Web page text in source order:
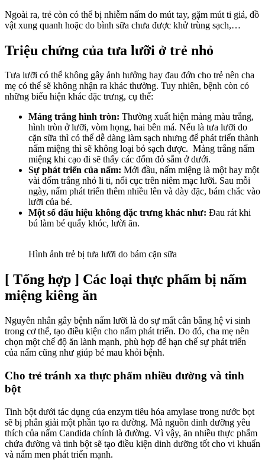
Ngoài ra, trẻ còn có thể bị nhiễm nấm do mút tay, gặm mút ti giả, đồ
vật xung quanh hoặc do bình sữa chưa được khử trùng sạch,…
Triệu chứng của tưa lưỡi ở trẻ nhỏ
Tưa lưỡi có thể không gây ảnh hưởng hay đau đớn cho trẻ nên cha
mẹ có thể sẽ không nhận ra khác thường. Tuy nhiên, bệnh còn có
những biểu hiện khác đặc trưng, cụ thể:
Mảng trắng hình tròn: Thường xuất hiện mảng màu trắng,
hình tròn ở lưỡi, vòm họng, hai bên má. Nếu là tưa lưỡi do
cặn sữa thì có thể dễ dàng làm sạch nhưng để phát triển thành
nấm miệng thì sẽ không loại bỏ sạch được. Mảng trắng nấm
miệng khi cạo đi sẽ thấy các đốm đỏ sẫm ở dưới.
Sự phát triển của nấm: Mới đầu, nấm miệng là một hay một
vài đốm trắng nhỏ li ti, nổi cục trên niêm mạc lưỡi. Sau mỗi
ngày, nấm phát triển thêm nhiều lên và dày đặc, bám chắc vào
lưỡi của bé.
Một số dấu hiệu không đặc trưng khác như: Đau rát khi
bú làm bé quấy khóc, lười ăn.
Hình ảnh trẻ bị tưa lưỡi do bám cặn sữa
[ Tổng hợp ] Các loại thực phẩm bị nấm
miệng kiêng ăn
Nguyên nhân gây bệnh nấm lưỡi là do sự mất cân bằng hệ vi sinh
trong cơ thể, tạo điều kiện cho nấm phát triển. Do đó, cha mẹ nên
chọn một chế độ ăn lành mạnh, phù hợp để hạn chế sự phát triển
của nấm cũng như giúp bé mau khỏi bệnh.
Cho trẻ tránh xa thực phẩm nhiều đường và tinh
bột
Tinh bột dưới tác dụng của enzym tiêu hóa amylase trong nước bọt
sẽ bị phân giải một phần tạo ra đường. Mà nguồn dinh dưỡng yêu
thích của nấm Candida chính là đường. Vì vậy, ăn nhiều thực phẩm
chứa đường và tinh bột sẽ tạo điều kiện dinh dưỡng tốt cho vi khuẩn
và nấm men phát triển mạnh.